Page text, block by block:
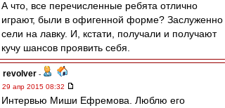
А что, все перечисленные ребята отлично
играют, были в офигенной форме? Заслуженно
сели на лавку. И, кстати, получали и получают
кучу шансов проявить себя.
revolver -
29 апр 2015 08:32
Интервью Миши Ефремова. Люблю его